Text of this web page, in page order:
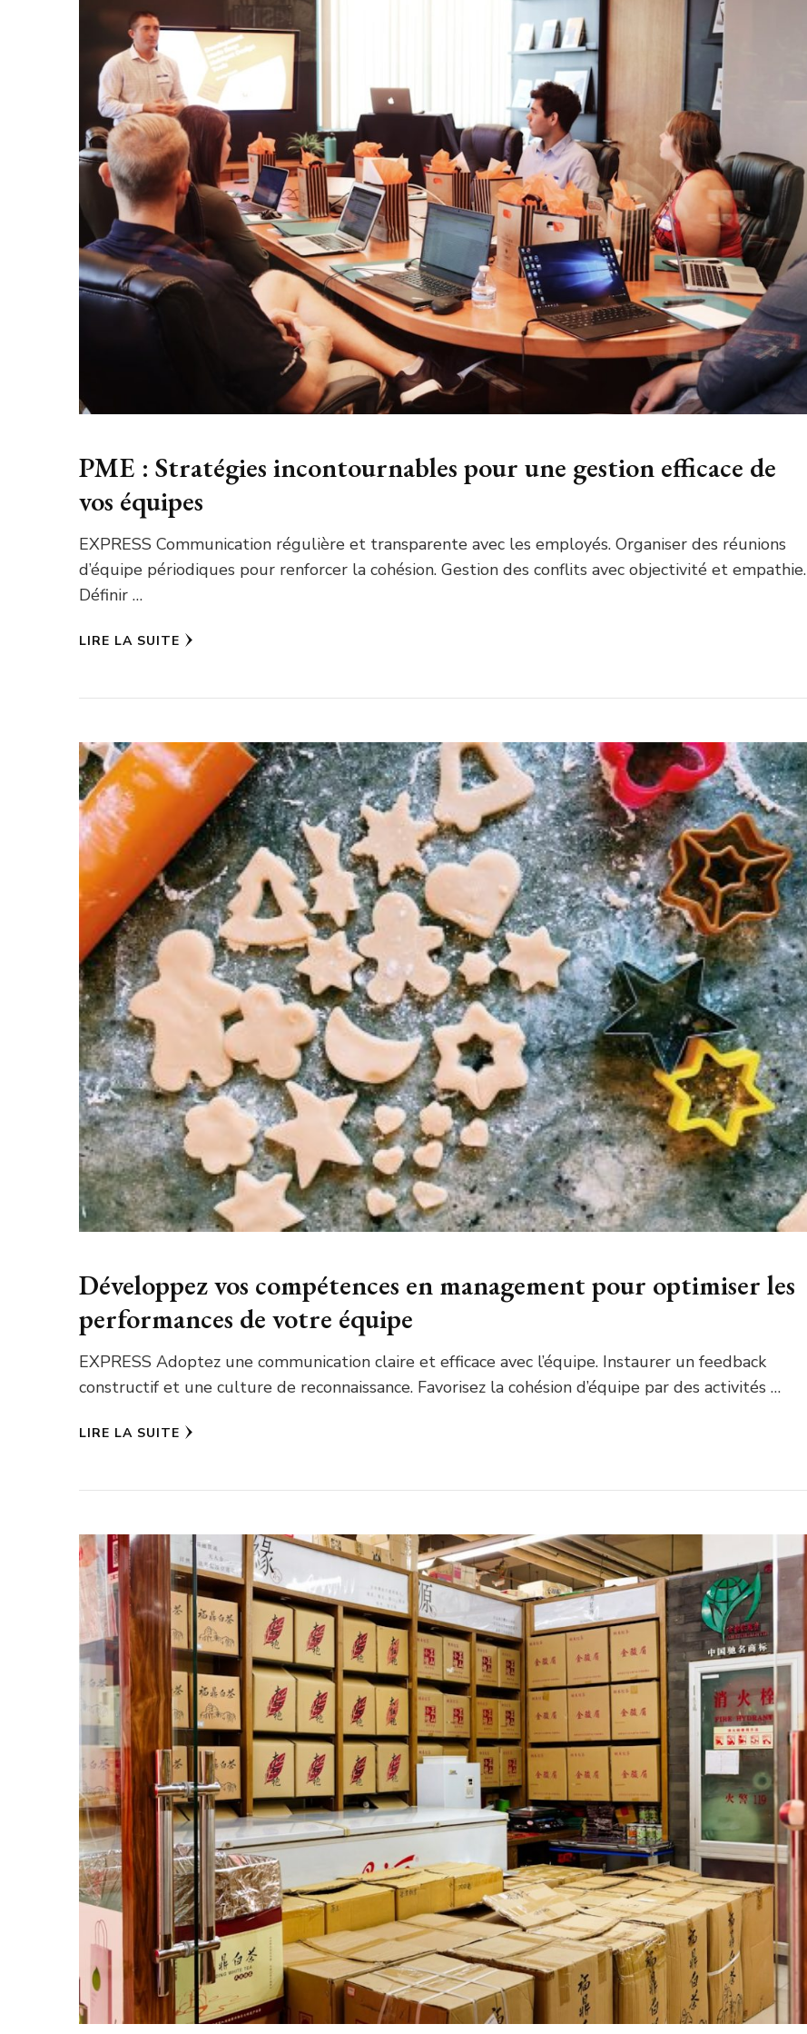
PME : Stratégies incontournables pour une gestion efficace de
vos équipes
EXPRESS Communication régulière et transparente avec les employés. Organiser des réunions
d’équipe périodiques pour renforcer la cohésion. Gestion des conflits avec objectivité et empathie.
Définir …
LIRE LA SUITE
Développez vos compétences en management pour optimiser les
performances de votre équipe
EXPRESS Adoptez une communication claire et efficace avec l’équipe. Instaurer un feedback
constructif et une culture de reconnaissance. Favorisez la cohésion d’équipe par des activités …
LIRE LA SUITE